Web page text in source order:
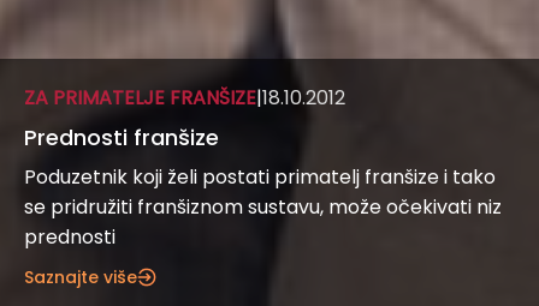
ZA PRIMATELJE FRANŠIZE|18.10.2012
Prednosti franšize
Poduzetnik koji želi postati primatelj franšize i tako
se pridružiti franšiznom sustavu, može očekivati ​​niz
prednosti
Saznajte više